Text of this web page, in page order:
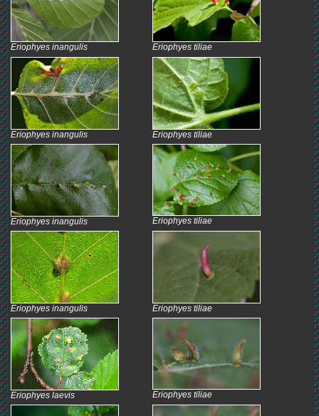
Eriophyes inangulis
Eriophyes inangulis
Eriophyes inangulis
Eriophyes inangulis
Eriophyes laevis
Eriophyes tiliae
Eriophyes tiliae
Eriophyes tiliae
Eriophyes tiliae
Eriophyes tiliae